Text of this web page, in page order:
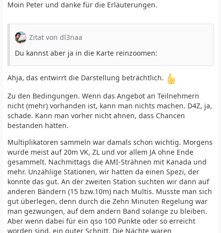
Moin Peter und danke für die Erläuterungen.
Zitat von dl3naa
Du kannst aber ja in die Karte reinzoomen:
Ahja, das entwirrt die Darstellung beträchtlich.
Zu den Bedingungen. Wenn das Angebot an Teilnehmern
nicht (mehr) vorhanden ist, kann man nichts machen. D4Z, ja,
schade. Kann man vorher nicht ahnen, dass Chancen
bestanden hätten.
Multiplikatoren sammeln war damals schon wichtig. Morgens
wurde meist auf 20m VK, ZL und vor allem JA ohne Ende
gesammelt. Nachmittags die AMI-Strähnen mit Kanada und
mehr. Unzählige Stationen, wir hatten da einen Spezi, der
konnte das gut. An der zweiten Station suchten wir dann auf
anderen Bändern (15 bzw.10m) nach Multis. Musste man sich
gut überlegen, denn durch die Zehn Minuten Regelung war
man gezwungen, auf dem andern Band solange zu bleiben.
Aber wenn dabei für ein qso 100 Punkte oder so erreicht
worden sind, ein guter Schnitt. Die Nächte waren